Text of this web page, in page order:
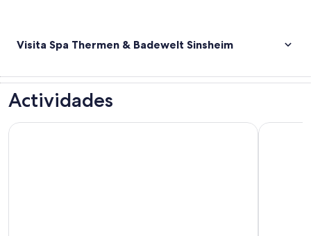
Visita Spa Thermen & Badewelt Sinsheim
Actividades
Heidelberg: tour guiado en bicicleta Tour en